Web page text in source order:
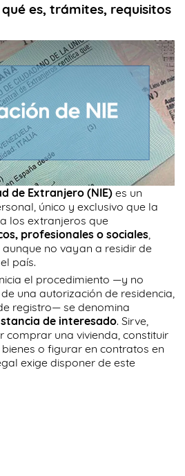
qué es, trámites, requisitos
de Extranjero (NIE) es un
único y exclusivo que la
los extranjeros que
profesionales o sociales,
no vayan a residir de
país.
el procedimiento —y no
una autorización de residencia,
registro— se denomina
de interesado. Sirve,
comprar una vivienda, constituir
o figurar en contratos en
exige disponer de este